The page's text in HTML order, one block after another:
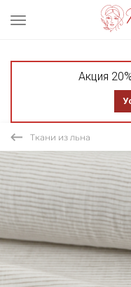
Акция
Ткани из льна